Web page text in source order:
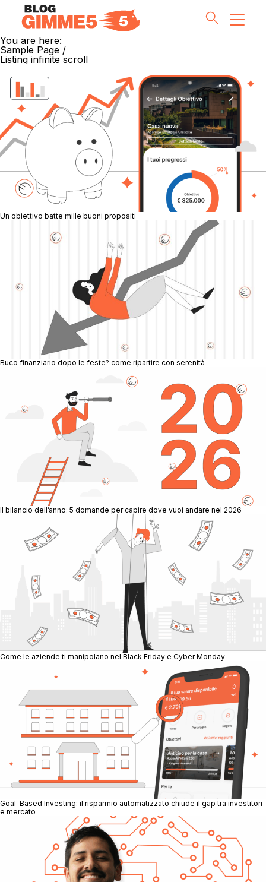
Money Tips
Investment Pills
Lifestyle
Inside G5
Partnership & Co
Meet the Team
Scopri Gimme5
You are here:
Sample Page /
Listing infinite scroll
Un obiettivo batte mille buoni propositi
Buco finanziario dopo le feste? come ripartire con serenità
Il bilancio dell’anno: 5 domande per capire dove vuoi andare nel 2026
Come le aziende ti manipolano nel Black Friday e Cyber Monday
Goal-Based Investing: il risparmio automatizzato chiude il gap tra investitori
e mercato